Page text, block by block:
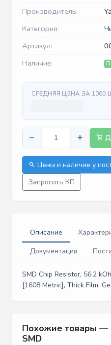
Производитель:
Категория:
Артикул:
Наличие:
СРЕДНЯЯ ЦЕНА ЗА 1000
− +
Цены и наличие у
Запросить КП
Описание
Документация
SMD Chip Resistor, 56.2
[1608 Metric], Thick Film,
Похожие товары —
SMD